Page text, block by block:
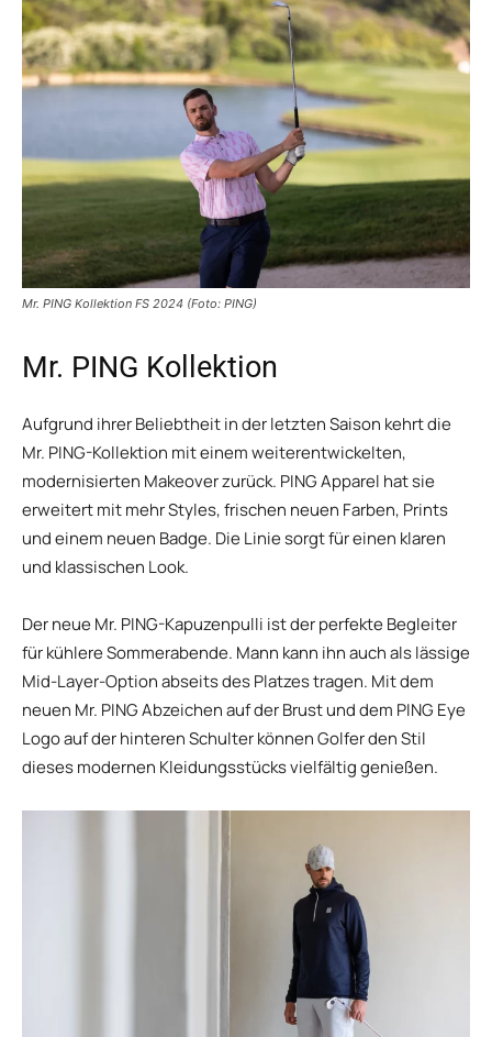
Mr. PING Kollektion FS 2024 (Foto: PING)
Mr. PING Kollektion
Aufgrund ihrer Beliebtheit in der letzten Saison kehrt die
Mr. PING-Kollektion mit einem weiterentwickelten,
modernisierten Makeover zurück. PING Apparel hat sie
erweitert mit mehr Styles, frischen neuen Farben, Prints
und einem neuen Badge. Die Linie sorgt für einen klaren
und klassischen Look.
Der neue Mr. PING-Kapuzenpulli ist der perfekte Begleiter
für kühlere Sommerabende. Mann kann ihn auch als lässige
Mid-Layer-Option abseits des Platzes tragen. Mit dem
neuen Mr. PING Abzeichen auf der Brust und dem PING Eye
Logo auf der hinteren Schulter können Golfer den Stil
dieses modernen Kleidungsstücks vielfältig genießen.